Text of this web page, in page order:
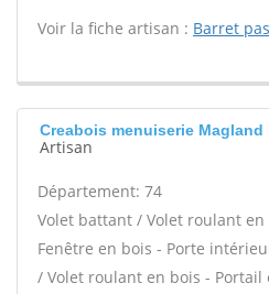
Voir la fiche artisan : Barret
Creabois menuiserie Magland
Artisan
Département: 74
Volet battant / Volet roulant
Fenêtre en bois - Porte
/ Volet roulant en bois - Portail